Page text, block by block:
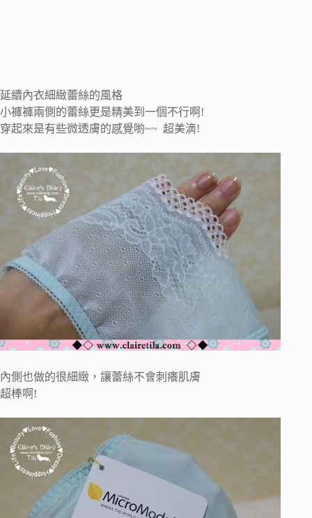
延續內衣細緻蕾絲的風格
小褲褲兩側的蕾絲更是精美到一個不行啊!
穿起來是有些微透膚的感覺喲~~ 超美滴!
內側也做的很細緻，讓蕾絲不會刺癢肌膚
超棒啊!